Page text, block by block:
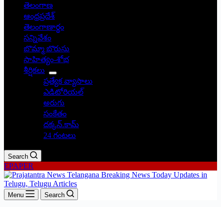
తెలంగాణ
ఆంధ్రప్రదేశ్
తెలంగాణార్థం
సన్నివేశం
బొమ్మా బొరుసు
సాహిత్యం-శోభ
శీర్షికలు
ప్రత్యేక వ్యాసాలు
ఎడిటోరియల్
అరుగు
సంకేతం
దక్కన్.కామ్
24 గంటలు
Search
EPAPER
Menu Search